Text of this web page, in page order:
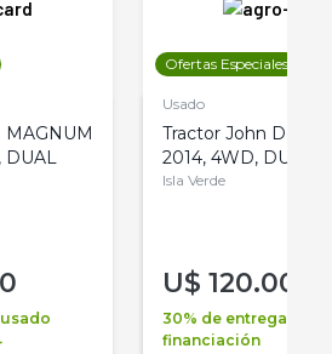
MAGNUM
DUAL
Ofertas Especiales
Usado
Tractor John Deere
2014, 4WD, DUAL
Isla Verde
U$ 120.000
30% de entrega +
financiación